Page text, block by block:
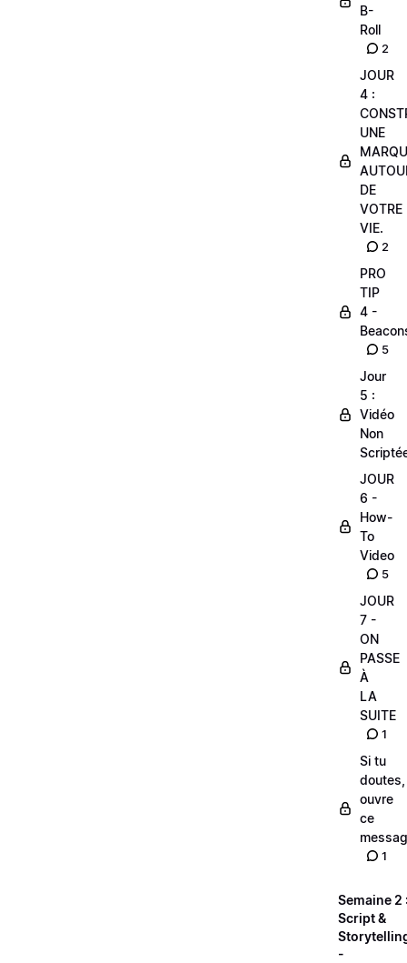
B-
Roll
2
JOUR
4 :
UNE
DE
VOTRE
VIE.
2
PRO
TIP
4 -
5
Jour
5 :
Vidéo
Non
JOUR
6 -
How-
To
Video
5
JOUR
7 -
ON
PASSE
À
LA
SUITE
1
Si tu
doutes,
ouvre
ce
1
Semaine 2
Script &
-